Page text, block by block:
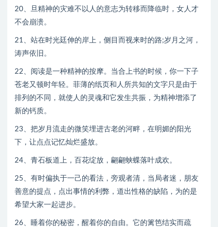
20、旦精神的灾难不以人的意志为转移而降临时，女人才
不会崩溃。
21、站在时光廷伸的岸上，侧目而视来时的路;岁月之河，
涛声依旧。
22、阅读是一种精神的按摩。当合上书的时候，你一下子
苍老又顿时年轻。菲薄的纸页和人所共知的文字只是由于
排列的不同，就使人的灵魂和它发生共振，为精神增添了
新的钙质。
23、把岁月流走的微笑埋进古老的河畔，在明媚的阳光
下，让点点记忆灿烂盛放。
24、青石板道上，百花绽放，翩翩蛱蝶落叶成欢。
25、有时偏执于一己的看法，旁观者清，当局者迷，朋友
善意的提点，点出事情的利弊，道出性格的缺陷，为的是
希望大家一起进步。
26、睡着你的秘密，醒着你的自由。它的篱笆结实而疏